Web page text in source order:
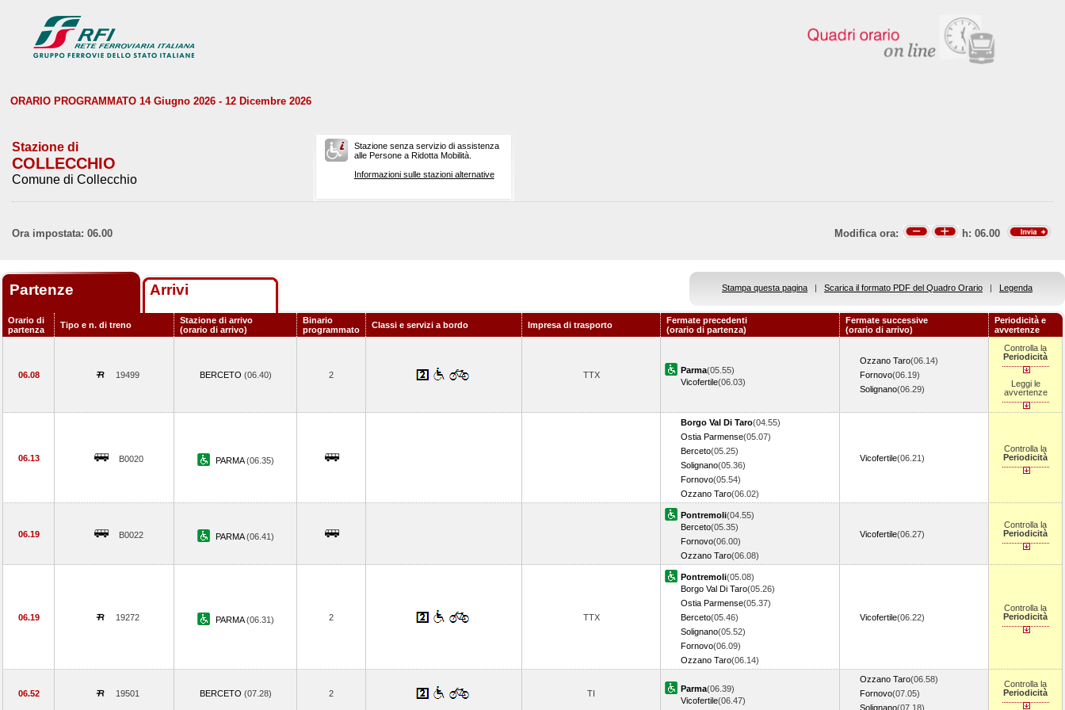
ORARIO PROGRAMMATO 14 Giugno 2026 - 12 Dicembre 2026
Stazione di
COLLECCHIO
Comune di Collecchio
Stazione senza servizio di assistenza
alle Persone a Ridotta Mobilità.
Informazioni sulle stazioni alternative
Ora impostata: 06.00 Modifica ora: h: 06.00
Partenze Arrivi Stampa questa pagina | Scarica il formato PDF del Quadro Orario | Legenda
Orario di
partenza
Tipo e n. di treno
Stazione di arrivo
(orario di arrivo)
Binario
programmato
Classi e servizi a bordo Impresa di trasporto
Fermate precedenti
(orario di partenza)
Fermate successive
(orario di arrivo)
Periodicità e
avvertenze
06.08 19499 BERCETO (06.40) 2 TTX Parma(05.55)
Vicofertile(06.03)
Ozzano Taro(06.14)
Fornovo(06.19)
Solignano(06.29)
Controlla la
Periodicità
Leggi le
avvertenze
06.13 B0020 PARMA(06.35)
Borgo Val Di Taro(04.55)
Ostia Parmense(05.07)
Berceto(05.25)
Solignano(05.36)
Fornovo(05.54)
Ozzano Taro(06.02)
Vicofertile(06.21)
Controlla la
Periodicità
06.19 B0022 PARMA(06.41)
Pontremoli(04.55)
Berceto(05.35)
Fornovo(06.00)
Ozzano Taro(06.08)
Vicofertile(06.27)
Controlla la
Periodicità
06.19 19272 PARMA(06.31) 2 TTX
Pontremoli(05.08)
Borgo Val Di Taro(05.26)
Ostia Parmense(05.37)
Berceto(05.46)
Solignano(05.52)
Fornovo(06.09)
Ozzano Taro(06.14)
Vicofertile(06.22)
Controlla la
Periodicità
06.52 19501 BERCETO (07.28) 2 TI Parma(06.39)
Vicofertile(06.47)
Ozzano Taro(06.58)
Fornovo(07.05)
Solignano(07.18)
Controlla la
Periodicità